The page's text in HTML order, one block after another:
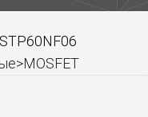
STP60NF06